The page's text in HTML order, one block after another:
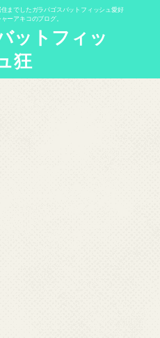
までしたガラパゴスバットフィッシュ愛好
ーアキコのブログ。
ットフィッ
狂